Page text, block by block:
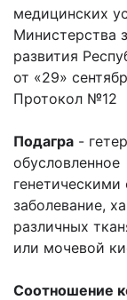
медицинских
Министерства
развития
от «29»
Протокол №12
Подагра -
заболевание,
различных
или мочевой
Соотношение